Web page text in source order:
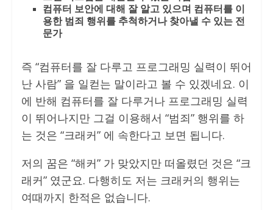
컴퓨터 보안에 대해 잘 알고 있으며 컴퓨터를 이
용한 범죄 행위를 추척하거나 찾아낼 수 있는 전
문가
즉 “컴퓨터를 잘 다루고 프로그래밍 실력이 뛰어
난 사람” 을 일컫는 말이라고 볼 수 있겠네요. 이
에 반해 컴퓨터를 잘 다루거나 프로그래밍 실력
이 뛰어나지만 그걸 이용해서 “범죄” 행위를 하
는 것은 “크래커” 에 속한다고 보면 됩니다.
저의 꿈은 “해커” 가 맞았지만 떠올렸던 것은 “크
래커” 였군요. 다행히도 저는 크래커의 행위는
여때까지 한적은 없습니다.